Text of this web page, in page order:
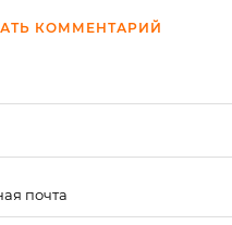
КОММЕНТАРИЙ
почта